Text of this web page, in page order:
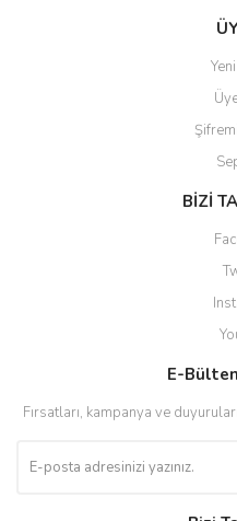
BİZİ
E-
Fırsatları, kampanya ve